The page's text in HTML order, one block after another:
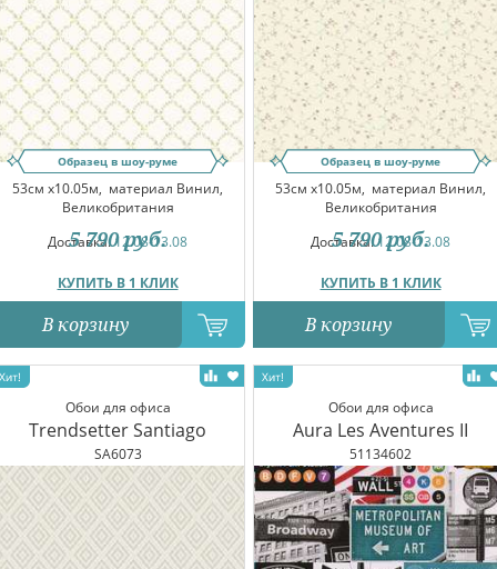
Образец в шоу-руме
53см x10.05м, материал Винил,
Великобритания
Доставка:12.08-13.08
КУПИТЬ В 1 КЛИК
5 790 руб.
В корзину
Образец в шоу-руме
53см x10.05м, материал Винил,
Великобритания
Доставка:12.08-13.08
КУПИТЬ В 1 КЛИК
5 790 руб.
В корзину
Обои для офиса
Trendsetter Santiago
SA6073
Обои для офиса
Aura Les Aventures II
51134602